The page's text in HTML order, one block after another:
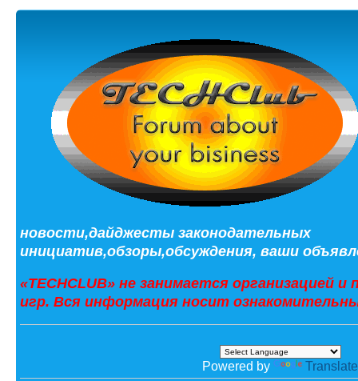
новости,дайджесты законодательных
инициатив,обзоры,обсуждения, ваши
«TECHCLUB» не занимается организацией
игр. Вся информация носит
Powered by Translate